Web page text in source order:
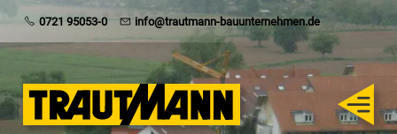
0721 95053-0 info@trautmann-bauunternehmen.de
Trautmann
Rohbau